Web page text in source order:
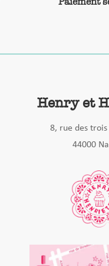
Henry et
8, rue des trois
44000